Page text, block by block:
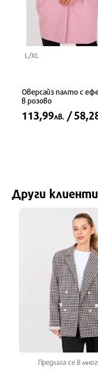
L/XL
Оверсайз палто с
в розово
113,99лв. /
Други
Предлага се в